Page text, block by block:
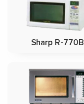
Sharp R-770B